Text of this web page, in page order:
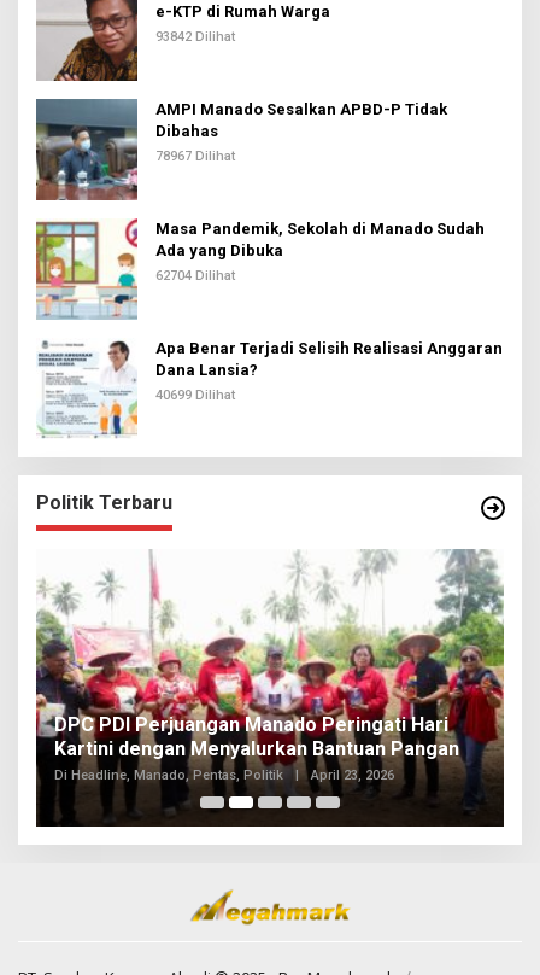
e-KTP di Rumah Warga
93842 Dilihat
AMPI Manado Sesalkan APBD-P Tidak
Dibahas
78967 Dilihat
Masa Pandemik, Sekolah di Manado Sudah
Ada yang Dibuka
62704 Dilihat
Apa Benar Terjadi Selisih Realisasi Anggaran
Dana Lansia?
40699 Dilihat
Politik Terbaru
DPC PDI Perjuangan Manado Peringati Hari
Kartini dengan Menyalurkan Bantuan Pangan
Di Headline, Manado, Pentas, Politik | April 23, 2026